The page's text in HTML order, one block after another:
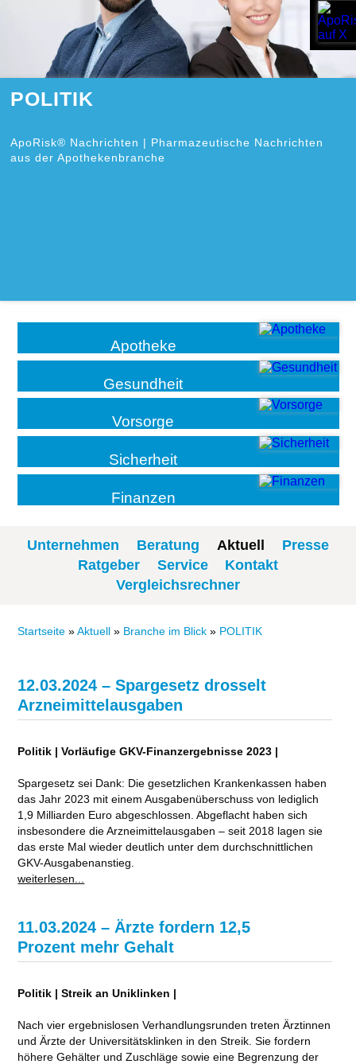
POLITIK
ApoRisk® Nachrichten | Pharmazeutische Nachrichten
aus der Apothekenbranche
Apotheke
Gesundheit
Vorsorge
Sicherheit
Finanzen
Unternehmen Beratung Aktuell
Presse
Ratgeber
Service
Kontakt
Vergleichsrechner
Startseite »Aktuell » Branche im Blick » POLITIK
12.03.2024 – Spargesetz drosselt
Arzneimittelausgaben
Politik | Vorläufige GKV-Finanzergebnisse 2023 |
Spargesetz sei Dank: Die gesetzlichen Krankenkassen haben
das Jahr 2023 mit einem Ausgabenüberschuss von lediglich
1,9 Milliarden Euro abgeschlossen. Abgeflacht haben sich
insbesondere die Arzneimittelausgaben – seit 2018 lagen sie
das erste Mal wieder deutlich unter dem durchschnittlichen
GKV-Ausgabenanstieg.
weiterlesen...
11.03.2024 – Ärzte fordern 12,5
Prozent mehr Gehalt
Politik | Streik an Uniklinken |
Nach vier ergebnislosen Verhandlungsrunden treten Ärztinnen
und Ärzte der Universitätsklinken in den Streik. Sie fordern
höhere Gehälter und Zuschläge sowie eine Begrenzung der